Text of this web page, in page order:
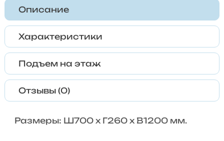
Описание
Характеристики
Подъем на этаж
Отзывы (0)
Размеры: Ш700 х Г260 x В1200 мм.